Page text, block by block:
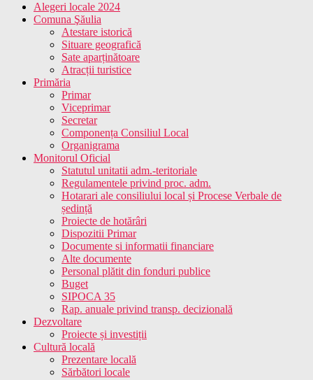
Alegeri locale 2024
Comuna Şăulia
Atestare istorică
Situare geografică
Sate aparținătoare
Atracții turistice
Primăria
Primar
Viceprimar
Secretar
Componența Consiliul Local
Organigrama
Monitorul Oficial
Statutul unitatii adm.-teritoriale
Regulamentele privind proc. adm.
Hotarari ale consiliului local și Procese Verbale de
ședință
Proiecte de hotărâri
Dispozitii Primar
Documente si informatii financiare
Alte documente
Personal plătit din fonduri publice
Buget
SIPOCA 35
Rap. anuale privind transp. decizională
Dezvoltare
Proiecte și investiții
Cultură locală
Prezentare locală
Sărbători locale